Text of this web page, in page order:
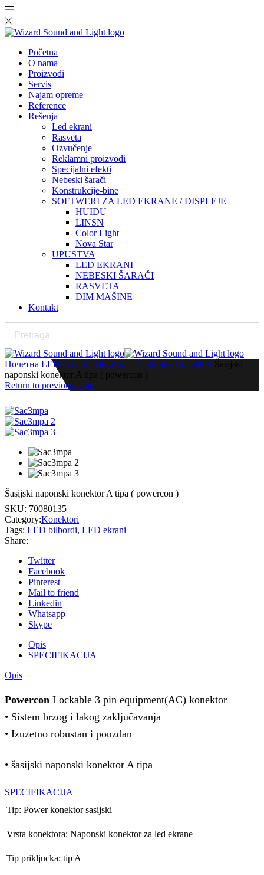
Početna
O nama
Proizvodi
Servis
Najam opreme
Reference
Rešenja
Led ekrani
Rasveta
Ozvučenje
Reklamni proizvodi
Specijalni efekti
Nebeski šarači
Konstrukcije-bine
SOFTWERI ZA LED EKRANE / DISPLEJE
HUIDU
LINSN
Color Light
Nova Star
UPUSTVA
LED EKRANI
NEBESKI ŠARAČI
RASVETA
DIM MAŠINE
Kontakt
Почетна LED ekrani Delovi za LED ekrane Konektori Šasijski
naponski konektor A tipa ( powercon )
Return to previous page
Šasijski naponski konektor A tipa ( powercon )
SKU: 70080135
Category:Konektori
Tags: LED bilbordi, LED ekrani
Share:
Twitter
Facebook
Pinterest
Mail to friend
Linkedin
Whatsapp
Skype
Opis
SPECIFIKACIJA
Opis
Powercon Lockable 3 pin equipment(AC) konektor
• Sistem brzog i lakog zaključavanja
• Izuzetno robustan i pouzdan
• šasijski naponski konektor A tipa
SPECIFIKACIJA
Tip: Power konektor sasijski
Vrsta konektora: Naponski konektor za led ekrane
Tip prikljucka: tip A